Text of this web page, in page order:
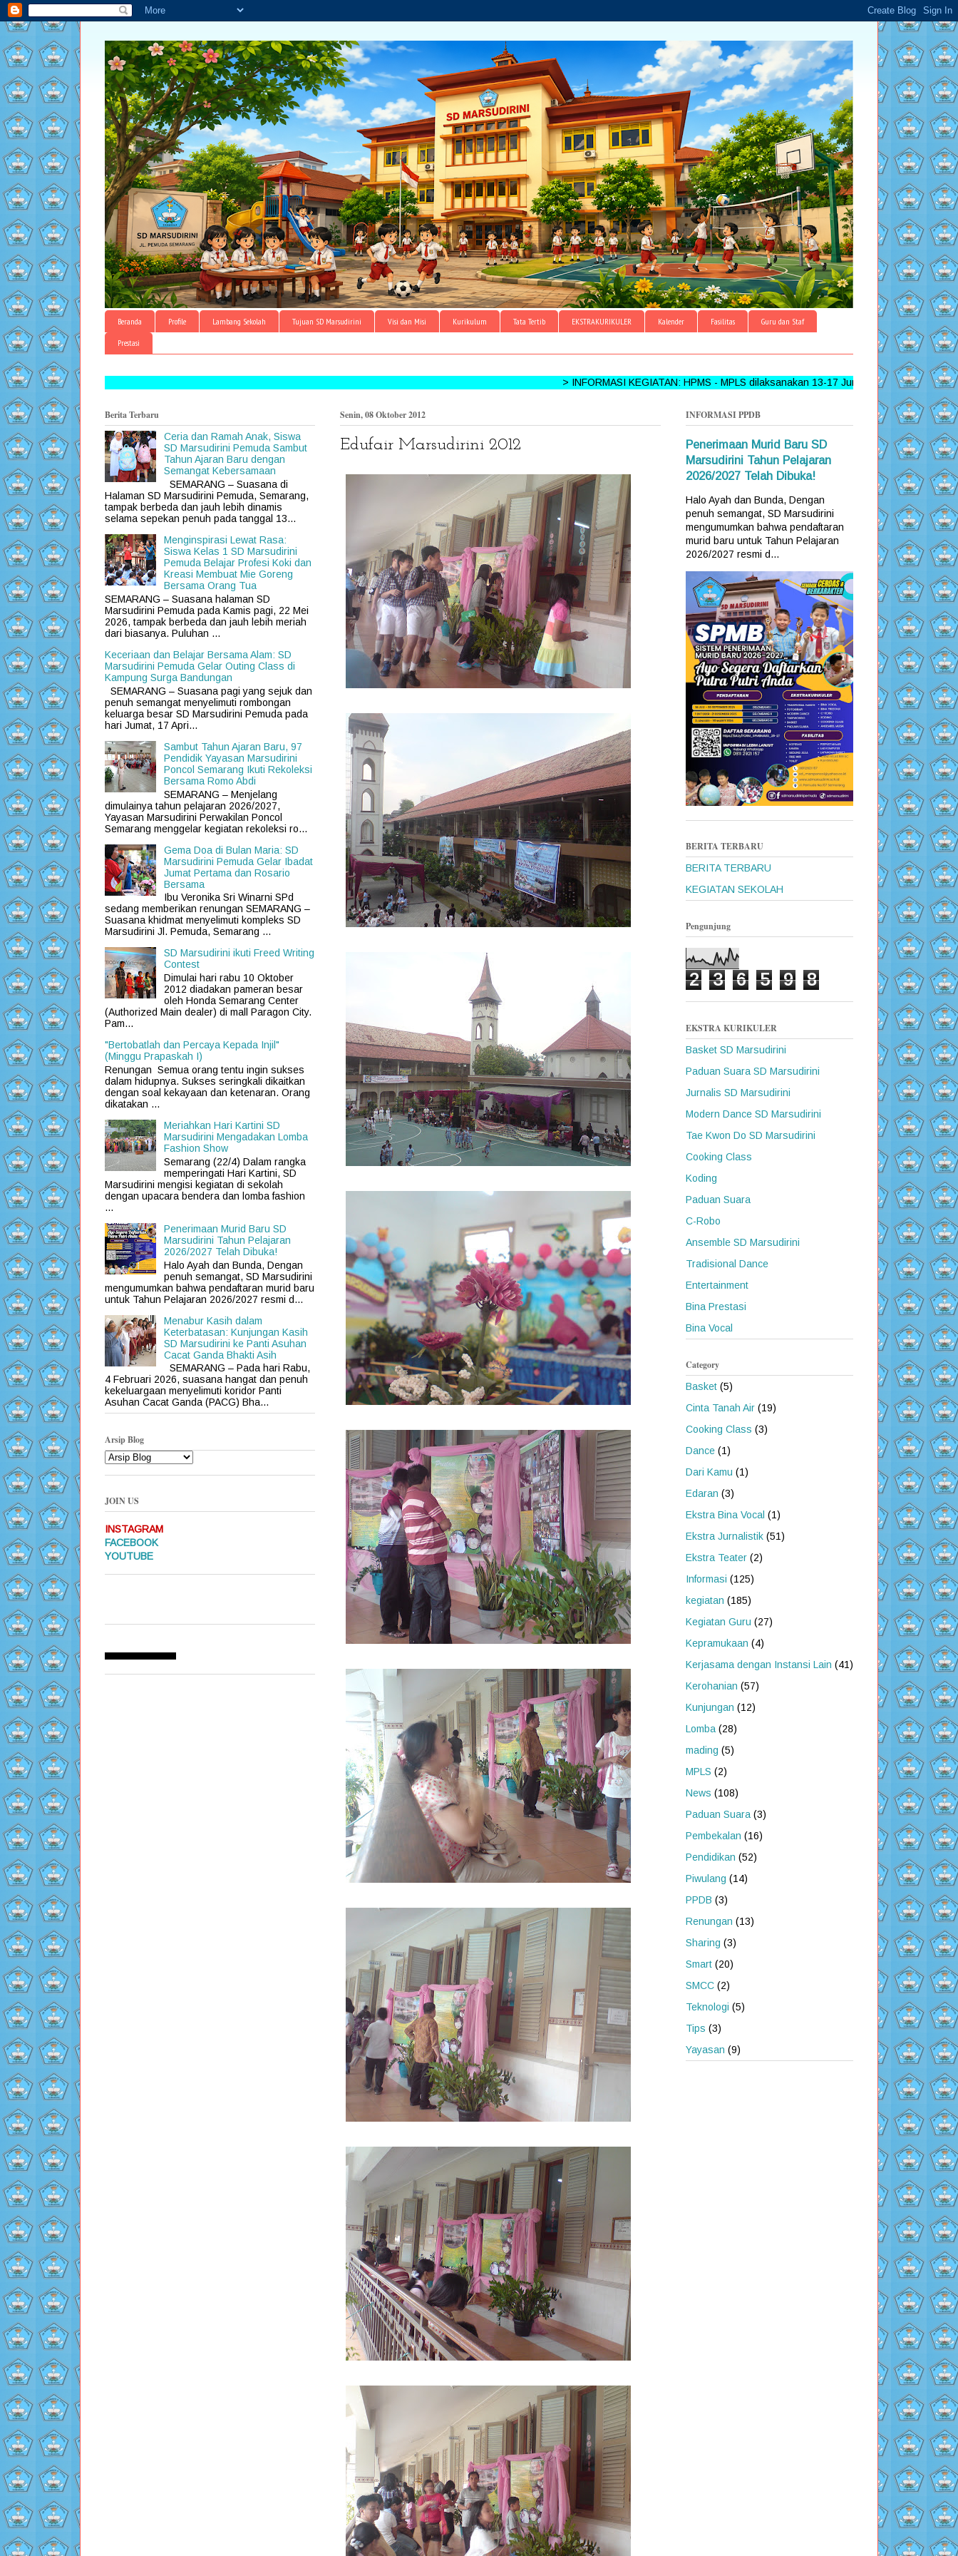
Beranda Profile Lambang Sekolah Tujuan SD Marsudirini Visi dan Misi Kurikulum Tata Tertib EKSTRAKURIKULER Kalender Fasilitas Guru dan Staf
Prestasi
> INFORMASI KEGIATAN: HPMS - MPLS dilaksanakan 13-17 Juni 2026 >>> FOLLOW, LIKE DAN
Senin, 08 Oktober 2012
Edufair Marsudirini 2012
Berita Terbaru
Ceria dan Ramah Anak, Siswa
SD Marsudirini Pemuda Sambut
Tahun Ajaran Baru dengan
Semangat Kebersamaan
SEMARANG – Suasana di
Halaman SD Marsudirini Pemuda, Semarang,
tampak berbeda dan jauh lebih dinamis
selama sepekan penuh pada tanggal 13...
Menginspirasi Lewat Rasa:
Siswa Kelas 1 SD Marsudirini
Pemuda Belajar Profesi Koki dan
Kreasi Membuat Mie Goreng
Bersama Orang Tua
SEMARANG – Suasana halaman SD
Marsudirini Pemuda pada Kamis pagi, 22 Mei
2026, tampak berbeda dan jauh lebih meriah
dari biasanya. Puluhan ...
Keceriaan dan Belajar Bersama Alam: SD
Marsudirini Pemuda Gelar Outing Class di
Kampung Surga Bandungan
SEMARANG – Suasana pagi yang sejuk dan
penuh semangat menyelimuti rombongan
keluarga besar SD Marsudirini Pemuda pada
hari Jumat, 17 Apri...
Sambut Tahun Ajaran Baru, 97
Pendidik Yayasan Marsudirini
Poncol Semarang Ikuti Rekoleksi
Bersama Romo Abdi
SEMARANG – Menjelang
dimulainya tahun pelajaran 2026/2027,
Yayasan Marsudirini Perwakilan Poncol
Semarang menggelar kegiatan rekoleksi ro...
Gema Doa di Bulan Maria: SD
Marsudirini Pemuda Gelar Ibadat
Jumat Pertama dan Rosario
Bersama
Ibu Veronika Sri Winarni SPd
sedang memberikan renungan SEMARANG –
Suasana khidmat menyelimuti kompleks SD
Marsudirini Jl. Pemuda, Semarang ...
SD Marsudirini ikuti Freed Writing
Contest
Dimulai hari rabu 10 Oktober
2012 diadakan pameran besar
oleh Honda Semarang Center
(Authorized Main dealer) di mall Paragon City.
Pam...
"Bertobatlah dan Percaya Kepada Injil"
(Minggu Prapaskah I)
Renungan Semua orang tentu ingin sukses
dalam hidupnya. Sukses seringkali dikaitkan
dengan soal kekayaan dan ketenaran. Orang
dikatakan ...
Meriahkan Hari Kartini SD
Marsudirini Mengadakan Lomba
Fashion Show
Semarang (22/4) Dalam rangka
memperingati Hari Kartini, SD
Marsudirini mengisi kegiatan di sekolah
dengan upacara bendera dan lomba fashion
...
Penerimaan Murid Baru SD
Marsudirini Tahun Pelajaran
2026/2027 Telah Dibuka!
Halo Ayah dan Bunda, Dengan
penuh semangat, SD Marsudirini
mengumumkan bahwa pendaftaran murid baru
untuk Tahun Pelajaran 2026/2027 resmi d...
Menabur Kasih dalam
Keterbatasan: Kunjungan Kasih
SD Marsudirini ke Panti Asuhan
Cacat Ganda Bhakti Asih
SEMARANG – Pada hari Rabu,
4 Februari 2026, suasana hangat dan penuh
kekeluargaan menyelimuti koridor Panti
Asuhan Cacat Ganda (PACG) Bha...
Arsip Blog
JOIN US
INSTAGRAM
FACEBOOK
YOUTUBE
INFORMASI PPDB
Penerimaan Murid Baru SD
Marsudirini Tahun Pelajaran
2026/2027 Telah Dibuka!
Halo Ayah dan Bunda, Dengan
penuh semangat, SD Marsudirini
mengumumkan bahwa pendaftaran
murid baru untuk Tahun Pelajaran
2026/2027 resmi d...
BERITA TERBARU
BERITA TERBARU
KEGIATAN SEKOLAH
Pengunjung
2 3 6 5 9 8
EKSTRA KURIKULER
Basket SD Marsudirini
Paduan Suara SD Marsudirini
Jurnalis SD Marsudirini
Modern Dance SD Marsudirini
Tae Kwon Do SD Marsudirini
Cooking Class
Koding
Paduan Suara
C-Robo
Ansemble SD Marsudirini
Tradisional Dance
Entertainment
Bina Prestasi
Bina Vocal
Category
Basket (5)
Cinta Tanah Air (19)
Cooking Class (3)
Dance (1)
Dari Kamu (1)
Edaran (3)
Ekstra Bina Vocal (1)
Ekstra Jurnalistik (51)
Ekstra Teater (2)
Informasi (125)
kegiatan (185)
Kegiatan Guru (27)
Kepramukaan (4)
Kerjasama dengan Instansi Lain (41)
Kerohanian (57)
Kunjungan (12)
Lomba (28)
mading (5)
MPLS (2)
News (108)
Paduan Suara (3)
Pembekalan (16)
Pendidikan (52)
Piwulang (14)
PPDB (3)
Renungan (13)
Sharing (3)
Smart (20)
SMCC (2)
Teknologi (5)
Tips (3)
Yayasan (9)